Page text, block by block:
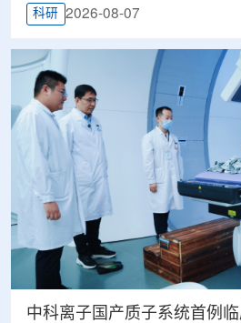
科研 2026-08-07
中科离子国产质子系统首例